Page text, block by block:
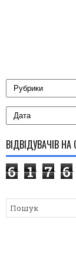
ВІДВІДУВАЧІВ НА
6 1 7 6